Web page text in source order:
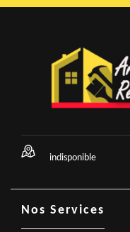
indisponible
Nos Services